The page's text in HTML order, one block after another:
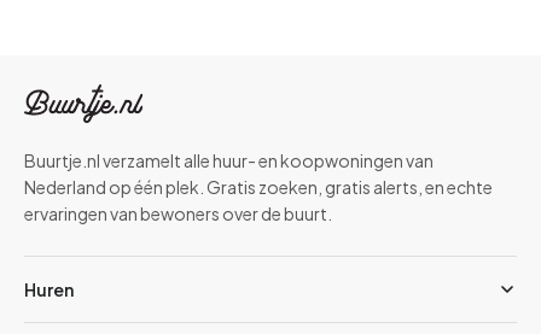
Buurtje.nl verzamelt alle huur- en koopwoningen van
Nederland op één plek. Gratis zoeken, gratis alerts, en echte
ervaringen van bewoners over de buurt.
Huren